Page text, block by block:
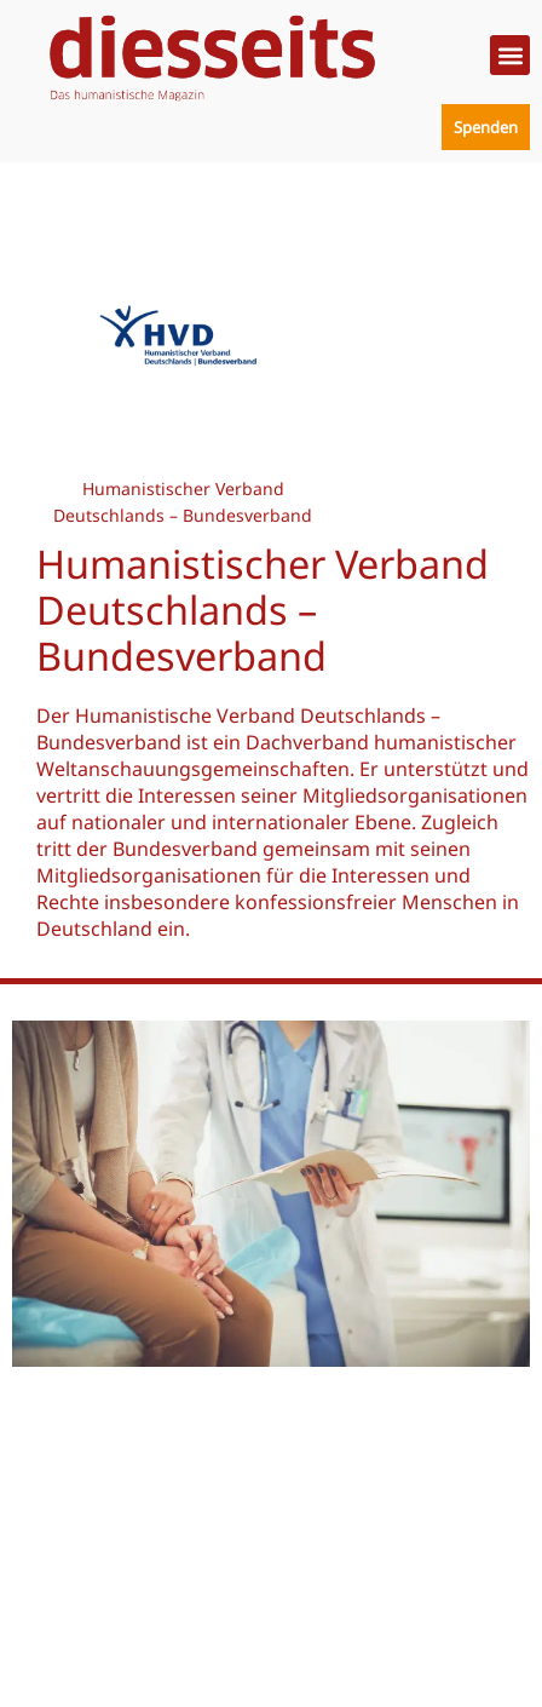
Inhalt
springen
Spenden
Humanistischer Verband
Deutschlands – Bundesverband
Humanistischer Verband
Deutschlands –
Bundesverband
Der Humanistische Verband Deutschlands –
Bundesverband ist ein Dachverband humanistischer
Weltanschauungsgemeinschaften. Er unterstützt und
vertritt die Interessen seiner Mitgliedsorganisationen
auf nationaler und internationaler Ebene. Zugleich
tritt der Bundesverband gemeinsam mit seinen
Mitgliedsorganisationen für die Interessen und
Rechte insbesondere konfessionsfreier Menschen in
Deutschland ein.